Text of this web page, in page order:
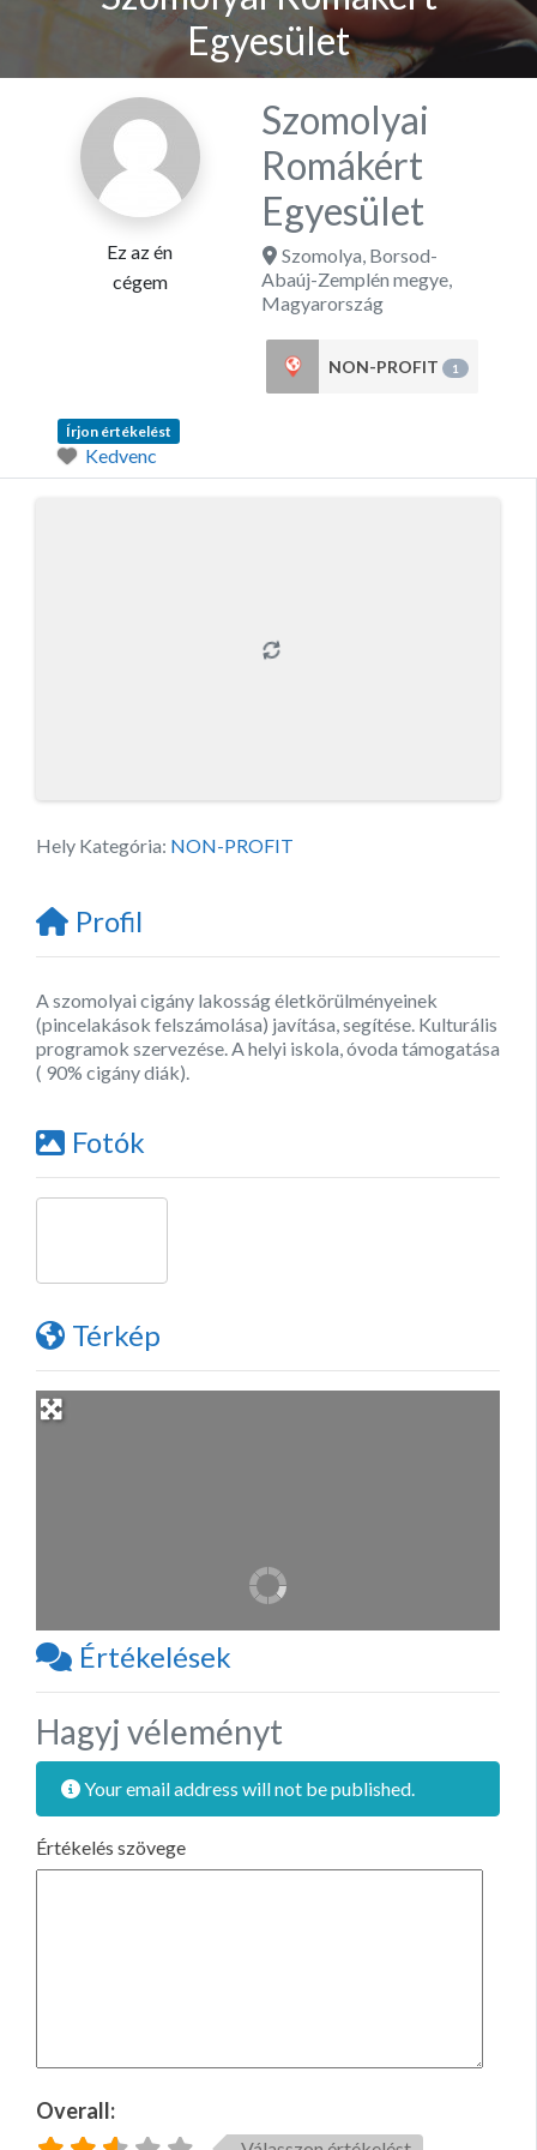
Egyesület
Ez az én
cégem
Szomolyai
Romákért
Egyesület
Szomolya, Borsod-
Abaúj-Zemplén megye,
Magyarország
NON-PROFIT 1
Írjon értékelést
Kedvenc
Hely Kategória: NON-PROFIT
Profil
A szomolyai cigány lakosság életkörülményeinek
(pincelakások felszámolása) javítása, segítése. Kulturális
programok szervezése. A helyi iskola, óvoda támogatása
( 90% cigány diák).
Fotók
Térkép
Értékelések
Hagyj véleményt
Your email address will not be published.
Értékelés szövege
Overall: